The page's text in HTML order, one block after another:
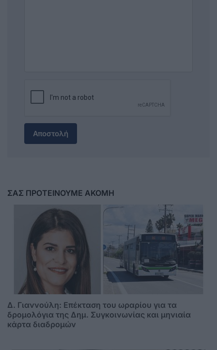
Αποστολή
ΣΑΣ ΠΡΟΤΕΙΝΟΥΜΕ ΑΚΟΜΗ
Δ. Γιαννούλη: Επέκταση του ωραρίου για τα
δρομολόγια της Δημ. Συγκοινωνίας και μηνιαία
κάρτα διαδρομών